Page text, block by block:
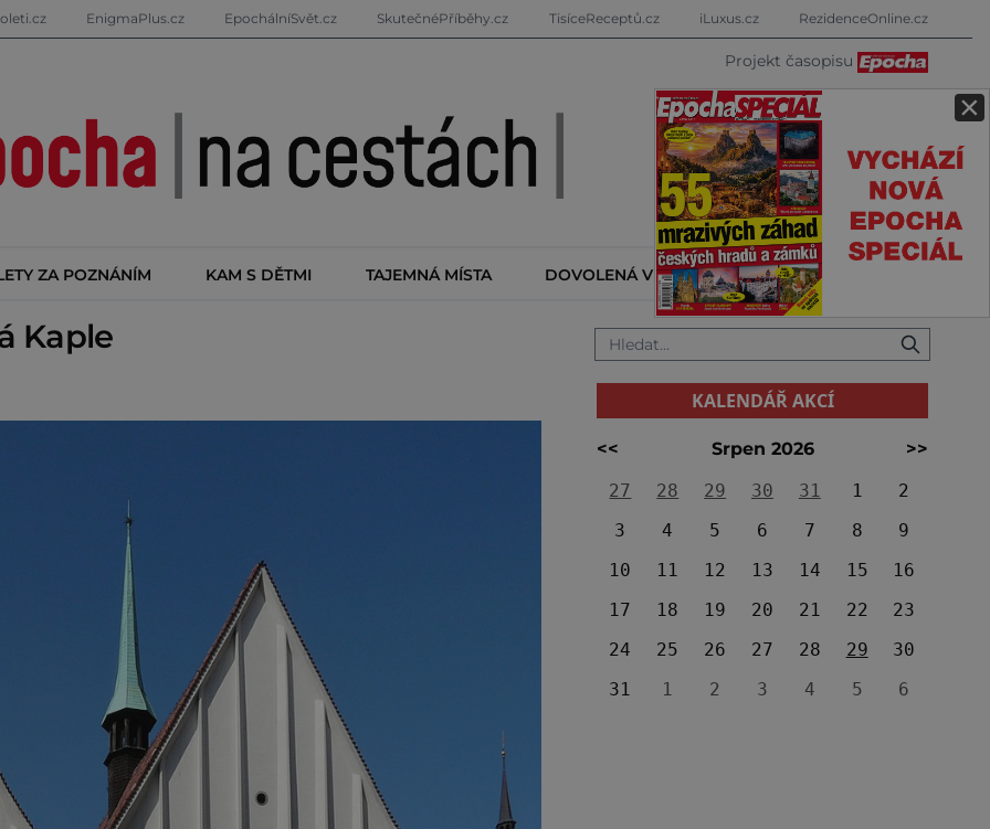
×
EnigmaPlus.cz EpochálníSvět.cz SkutečnéPříběhy.cz TisíceReceptů.cz iLuxus.cz RezidenceOnline.cz
Projekt časopisu
ZA POZNÁNÍM KAM S DĚTMI TAJEMNÁ MÍSTA DOVOLENÁ V ZAHRANIČÍ KALENDÁŘ AKCÍ
Kaple
KALENDÁŘ AKCÍ
<< Srpen 2026
>>
27
28 29 30 31 1
2
3
4 5 6 7 8
9
10
11 12 13 14 15
16
17
18 19 20 21 22
23
24
25 26 27 28 29
30
31
1 2 3 4 5 6